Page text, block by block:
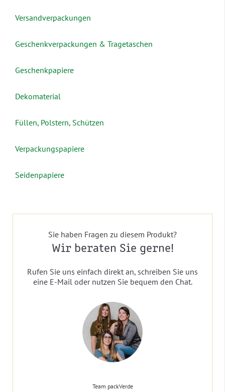
Versandverpackungen
Geschenkverpackungen & Tragetaschen
Geschenkpapiere
Dekomaterial
Füllen, Polstern, Schützen
Verpackungspapiere
Seidenpapiere
Sie haben Fragen zu diesem Produkt?
Wir beraten Sie gerne!
Rufen Sie uns einfach direkt an, schreiben Sie uns
eine E-Mail oder nutzen Sie bequem den Chat.
Team packVerde